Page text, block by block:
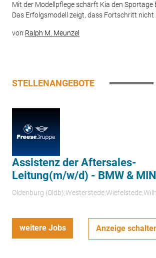
Mit der Modellpflege schärft Kia den Sportage
Das Erfolgsmodell zeigt, dass Fortschritt nicht
von Ralph M. Meunzel
STELLENANGEBOTE
Assistenz der Aftersales-
Leitung(m/w/d) - BMW &
Oldenburg
weitere Jobs Anzeige